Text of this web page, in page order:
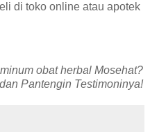
di toko online atau apotek
obat herbal Mosehat?
dan Pantengin Testimoninya!